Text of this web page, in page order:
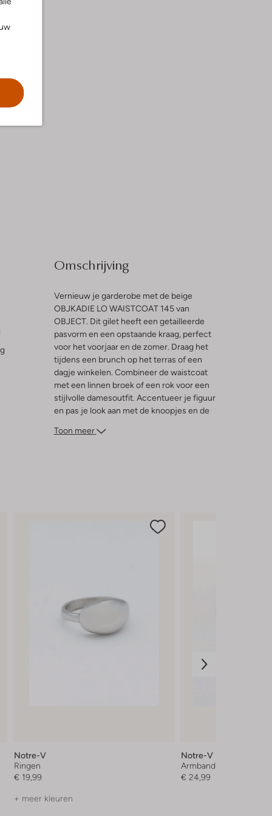
Omschrijving
Vernieuw je garderobe met de beige
OBJKADIE LO WAISTCOAT 145 van
OBJECT. Dit gilet heeft een getailleerde
pasvorm en een opstaande kraag, perfect
voor het voorjaar en de zomer. Draag het
tijdens een brunch op het terras of een
dagje winkelen. Combineer de waistcoat
met een linnen broek of een rok voor een
stijlvolle damesoutfit. Accentueer je figuur
en pas je look aan met de knoopjes en de
zomeroutfit compleet.
Toon meer
Notre-V
Ringen
€ 19,99
+ meer kleuren
Notre-V
Armband
€ 24,99